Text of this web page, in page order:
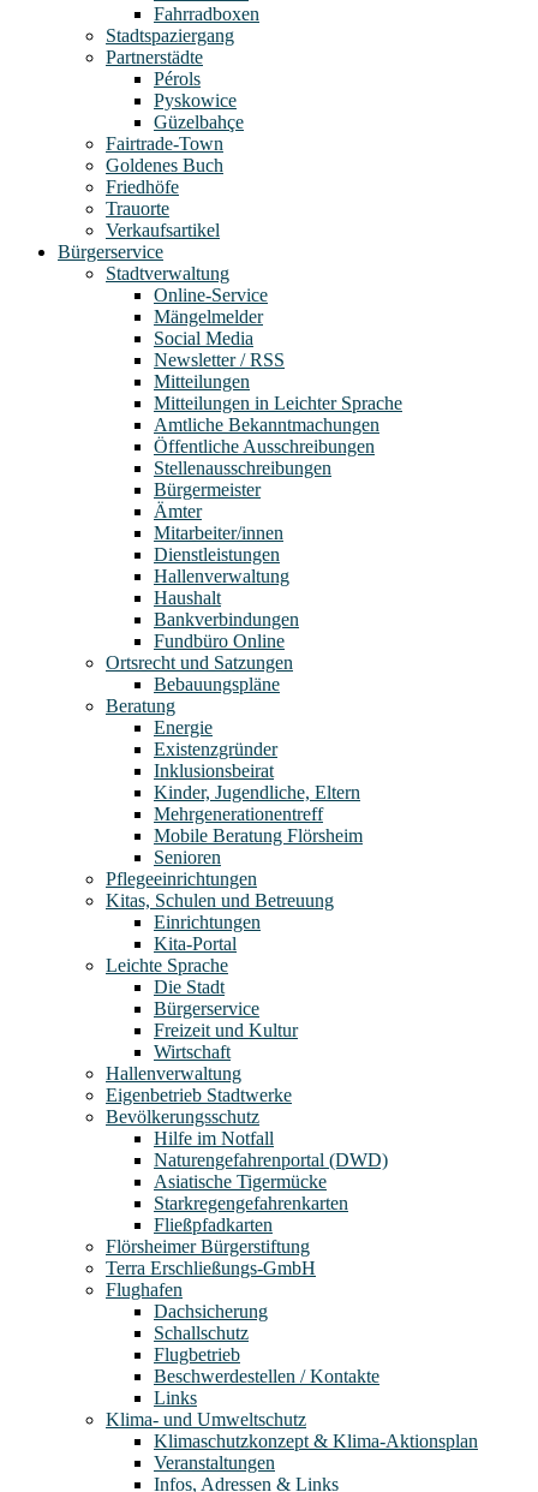
Fahrradboxen
Stadtspaziergang
Partnerstädte
Pérols
Pyskowice
Güzelbahçe
Fairtrade-Town
Goldenes Buch
Friedhöfe
Trauorte
Verkaufsartikel
Bürgerservice
Stadtverwaltung
Online-Service
Mängelmelder
Social Media
Newsletter / RSS
Mitteilungen
Mitteilungen in Leichter Sprache
Amtliche Bekanntmachungen
Öffentliche Ausschreibungen
Stellenausschreibungen
Bürgermeister
Ämter
Mitarbeiter/innen
Dienstleistungen
Hallenverwaltung
Haushalt
Bankverbindungen
Fundbüro Online
Ortsrecht und Satzungen
Bebauungspläne
Beratung
Energie
Existenzgründer
Inklusionsbeirat
Kinder, Jugendliche, Eltern
Mehrgenerationentreff
Mobile Beratung Flörsheim
Senioren
Pflegeeinrichtungen
Kitas, Schulen und Betreuung
Einrichtungen
Kita-Portal
Leichte Sprache
Die Stadt
Bürgerservice
Freizeit und Kultur
Wirtschaft
Hallenverwaltung
Eigenbetrieb Stadtwerke
Bevölkerungsschutz
Hilfe im Notfall
Naturengefahrenportal (DWD)
Asiatische Tigermücke
Starkregengefahrenkarten
Fließpfadkarten
Flörsheimer Bürgerstiftung
Terra Erschließungs-GmbH
Flughafen
Dachsicherung
Schallschutz
Flugbetrieb
Beschwerdestellen / Kontakte
Links
Klima- und Umweltschutz
Klimaschutzkonzept & Klima-Aktionsplan
Veranstaltungen
Infos, Adressen & Links